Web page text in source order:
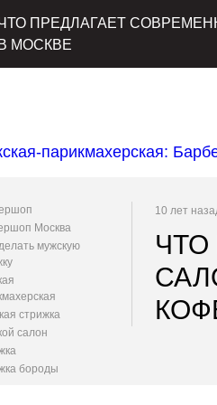
ПРЕДЛАГАЕТ
В МОСКВЕ
Москва
мужскую
стрижка
салон
бороды
10 лет